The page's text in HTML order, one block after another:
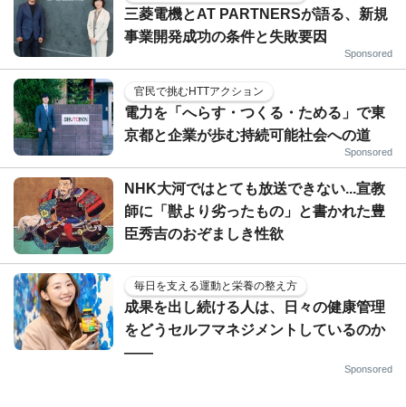
三菱電機とAT PARTNERSが語る、新規
事業開発成功の条件と失敗要因
Sponsored
官民で挑むHTTアクション
電力を「へらす・つくる・ためる」で東
京都と企業が歩む持続可能社会への道
Sponsored
NHK大河ではとても放送できない...宣教
師に「獣より劣ったもの」と書かれた豊
臣秀吉のおぞましき性欲
毎日を支える運動と栄養の整え方
成果を出し続ける人は、日々の健康管理
をどうセルフマネジメントしているのか
——
Sponsored